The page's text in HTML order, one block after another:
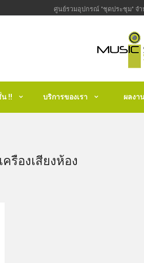
ศูนย์รวมอุปกรณ์ "ชุดประชุม" จ
!! บริการของเรา ผลงา
รื่องเสียงห้อง